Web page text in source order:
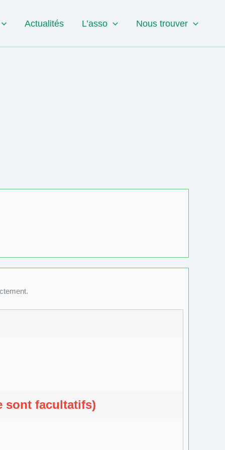
Actualités L’asso Nous trouver
sont facultatifs)